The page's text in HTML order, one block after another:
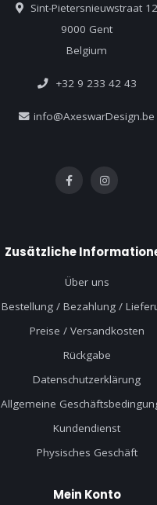
Sint-Pietersnieuwstraat 12
9000 Gent
Belgium
+32 9 233 42 43
info@AxeswarDesign.be
Zusätzliche
Über uns
Bestellung / Bezahlung /
Preise / Versandkosten
Rückgabe
Datenschutzerklärung
Allgemeine
Kundendienst
Physisches Geschäft
Mein Konto